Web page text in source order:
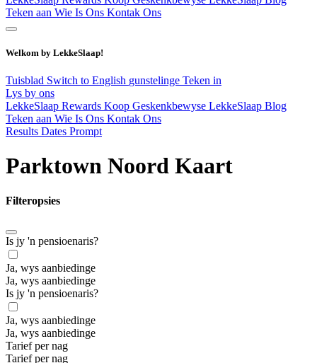
Teken aan Wie Is Ons Kontak Ons
Welkom by LekkeSlaap!
Tuisblad Switch to English gunstelinge Teken in
Lys by ons
LekkeSlaap Rewards Koop Geskenkbewyse LekkeSlaap Blog
Teken aan Wie Is Ons Kontak Ons
Results Dates Prompt
Parktown Noord Kaart
Filteropsies
Is jy 'n pensioenaris?
Ja, wys aanbiedinge
Ja, wys aanbiedinge
Is jy 'n pensioenaris?
Ja, wys aanbiedinge
Ja, wys aanbiedinge
Tarief per nag
Tarief per nag